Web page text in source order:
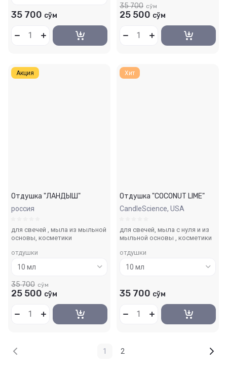
35 700 сўм
35 700 сўм
25 500 сўм
Акция
Отдушка "ЛАНДЫШ"
россия
для свечей , мыла из мыльной
основы, косметики
отдушки
35 700 сўм
25 500 сўм
Хит
Отдушка "COCONUT LIME"
CandleScience, USA
для свечей, мыла с нуля и из
мыльной основы , косметики
отдушки
35 700 сўм
1 2